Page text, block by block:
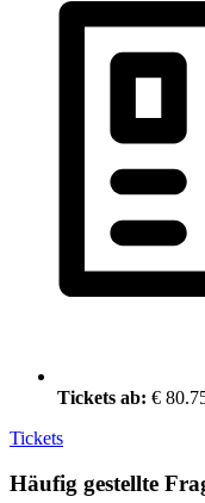
Tickets ab: €
Tickets
Häufig gestellte